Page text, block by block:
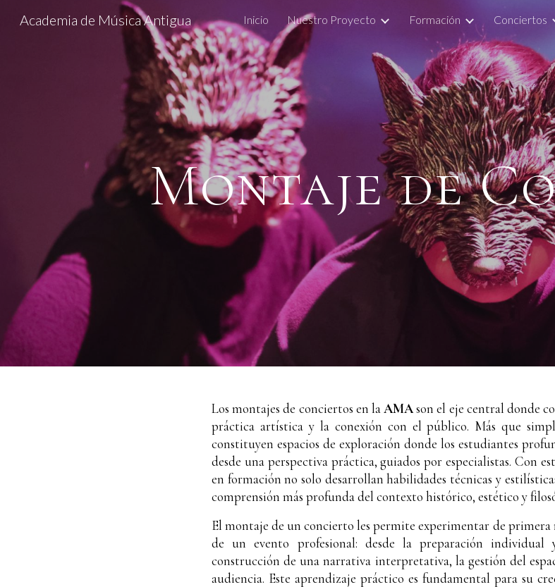
Skip to main content
Academia de Música Antigua Inicio Nuestro Proyecto Formación Conciertos
Montaje de
Los montajes de conciertos en laAMAson el eje central donde
práctica artística y la conexión con el público. Más que
constituyen espacios de exploración donde los estudiantes
desde una perspectiva práctica, guiados por especialistas. Con
en formación no solo desarrollan habilidades técnicas y
comprensión más profunda del contexto histórico, estético y
El montaje de un concierto les permite experimentar de
de un evento profesional: desde la preparación individual
construcción de una narrativa interpretativa, la gestión del
audiencia. Este aprendizaje práctico es fundamental para su